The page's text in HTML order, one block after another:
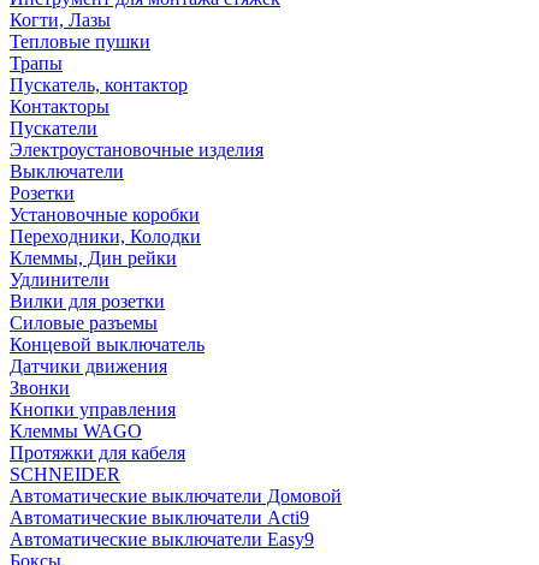
Когти, Лазы
Тепловые пушки
Трапы
Пускатель, контактор
Контакторы
Пускатели
Электроустановочные изделия
Выключатели
Розетки
Установочные коробки
Переходники, Колодки
Клеммы, Дин рейки
Удлинители
Вилки для розетки
Силовые разъемы
Концевой выключатель
Датчики движения
Звонки
Кнопки управления
Клеммы WAGO
Протяжки для кабеля
SCHNEIDER
Автоматические выключатели Домовой
Автоматические выключатели Acti9
Автоматические выключатели Easy9
Боксы